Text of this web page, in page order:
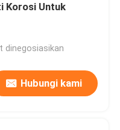
Korosi Untuk
dinegosiasikan
Hubungi kami